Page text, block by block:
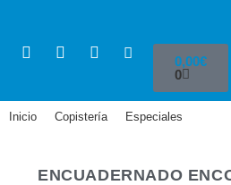
0,00€
0
Inicio Copistería Especiales
ENCUADERNADO